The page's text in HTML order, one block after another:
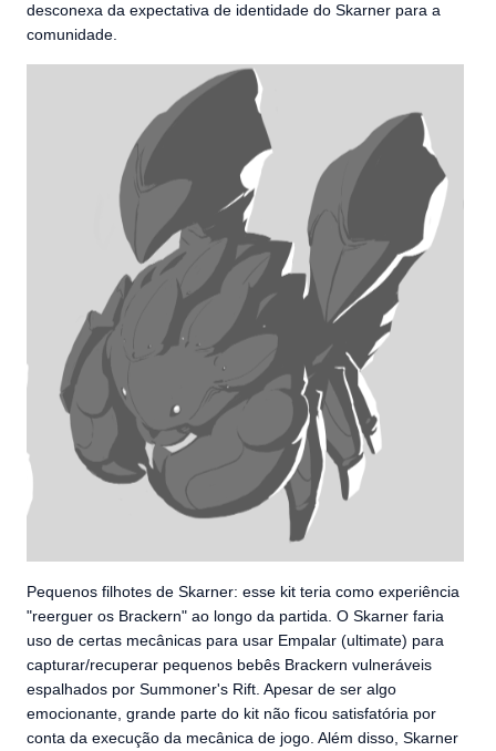
desconexa da expectativa de identidade do Skarner para a
comunidade.
Pequenos filhotes de Skarner: esse kit teria como experiência
"reerguer os Brackern" ao longo da partida. O Skarner faria
uso de certas mecânicas para usar Empalar (ultimate) para
capturar/recuperar pequenos bebês Brackern vulneráveis
espalhados por Summoner's Rift. Apesar de ser algo
emocionante, grande parte do kit não ficou satisfatória por
conta da execução da mecânica de jogo. Além disso, Skarner